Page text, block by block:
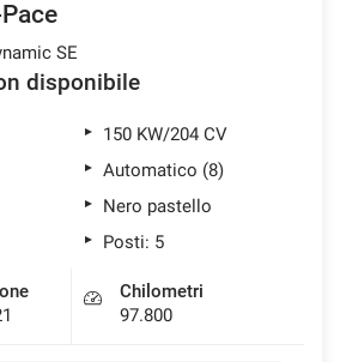
SE
disponibile
150 KW/204 CV
Automatico (8)
Nero pastello
Posti: 5
Chilometri
97.800
dell'esperienza utente